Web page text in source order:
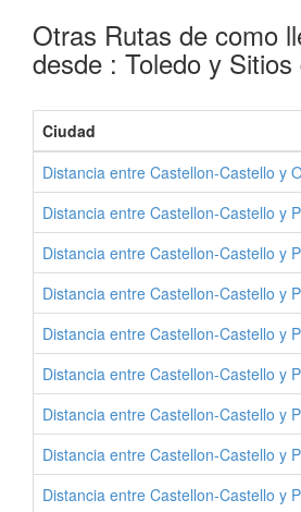
Otras Rutas de como
desde : Toledo y
Ciudad
Distancia entre Castellon-Castello y
Distancia entre Castellon-Castello y
Distancia entre Castellon-Castello y
Distancia entre Castellon-Castello y
Distancia entre Castellon-Castello y
Distancia entre Castellon-Castello y
Distancia entre Castellon-Castello y
Distancia entre Castellon-Castello y
Distancia entre Castellon-Castello y